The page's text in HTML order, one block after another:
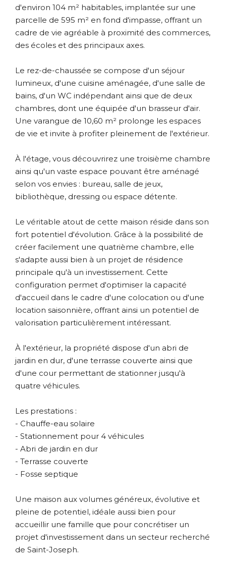
d'environ 104 m² habitables, implantée sur une
parcelle de 595 m² en fond d'impasse, offrant un
cadre de vie agréable à proximité des commerces,
des écoles et des principaux axes.
Le rez-de-chaussée se compose d'un séjour
lumineux, d'une cuisine aménagée, d'une salle de
bains, d'un WC indépendant ainsi que de deux
chambres, dont une équipée d'un brasseur d'air.
Une varangue de 10,60 m² prolonge les espaces
de vie et invite à profiter pleinement de l'extérieur.
À l'étage, vous découvrirez une troisième chambre
ainsi qu'un vaste espace pouvant être aménagé
selon vos envies : bureau, salle de jeux,
bibliothèque, dressing ou espace détente.
Le véritable atout de cette maison réside dans son
fort potentiel d'évolution. Grâce à la possibilité de
créer facilement une quatrième chambre, elle
s'adapte aussi bien à un projet de résidence
principale qu'à un investissement. Cette
configuration permet d'optimiser la capacité
d'accueil dans le cadre d'une colocation ou d'une
location saisonnière, offrant ainsi un potentiel de
valorisation particulièrement intéressant.
À l'extérieur, la propriété dispose d'un abri de
jardin en dur, d'une terrasse couverte ainsi que
d'une cour permettant de stationner jusqu'à
quatre véhicules.
Les prestations :
- Chauffe-eau solaire
- Stationnement pour 4 véhicules
- Abri de jardin en dur
- Terrasse couverte
- Fosse septique
Une maison aux volumes généreux, évolutive et
pleine de potentiel, idéale aussi bien pour
accueillir une famille que pour concrétiser un
projet d'investissement dans un secteur recherché
de Saint-Joseph.